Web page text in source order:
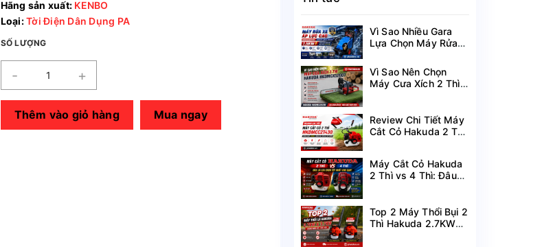
Hãng sản xuất: KENBO
Loại:Tời Điện Dân Dụng PA
SỐ LƯỢNG
- +
Thêm vào giỏ hàng Mua ngay
Vì Sao Nhiều Gara
Lựa Chọn Máy Rửa
MRXCAHKD7500?
Vì Sao Nên Chọn
Máy Cưa Xích 2 Thì
Review Chi Tiết Máy
Cắt Cỏ Hakuda 2 Thì
Máy Cắt Cỏ Hakuda
2 Thì vs 4 Thì: Đâu
Top 2 Máy Thổi Bụi 2
Thì Hakuda 2.7KW